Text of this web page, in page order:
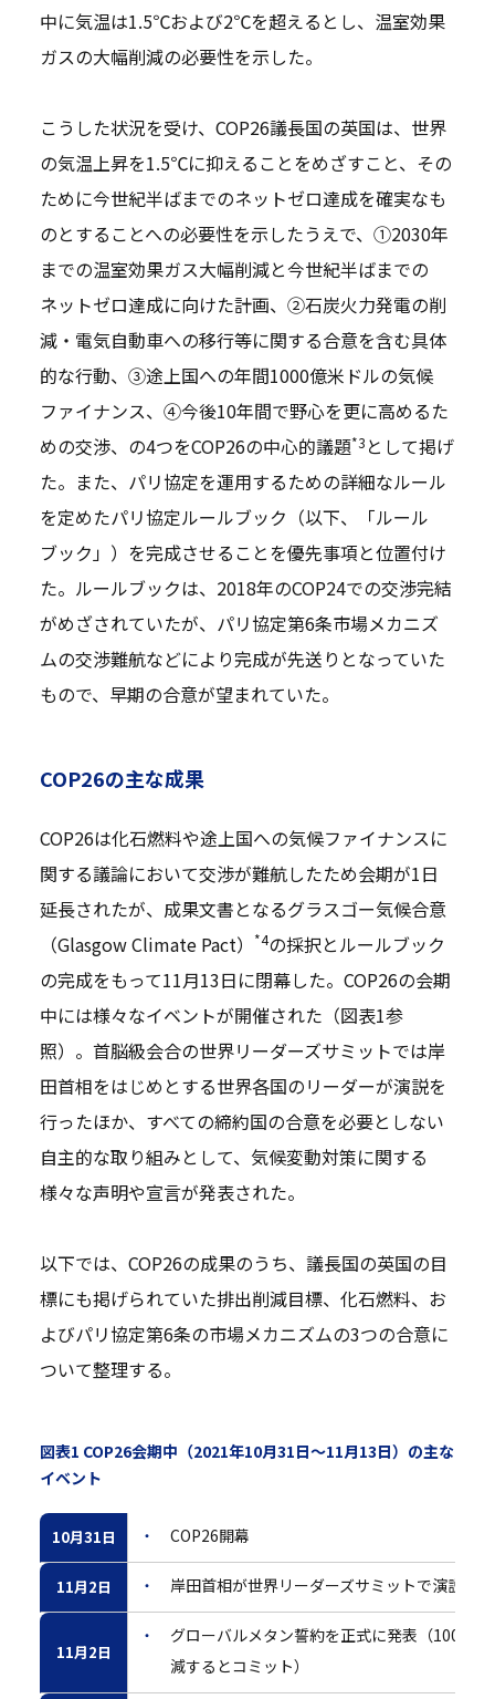
中に気温は1.5℃および2℃を超えるとし、温室効果
ガスの大幅削減の必要性を示した。
こうした状況を受け、COP26議長国の英国は、世界
の気温上昇を1.5℃に抑えることをめざすこと、その
ために今世紀半ばまでのネットゼロ達成を確実なも
のとすることへの必要性を示したうえで、①2030年
までの温室効果ガス大幅削減と今世紀半ばまでの
ネットゼロ達成に向けた計画、②石炭火力発電の削
減・電気自動車への移行等に関する合意を含む具体
的な行動、③途上国への年間1000億米ドルの気候
ファイナンス、④今後10年間で野心を更に高めるた
めの交渉、の4つをCOP26の中心的議題*3 として掲げ
た。また、パリ協定を運用するための詳細なルール
を定めたパリ協定ルールブック（以下、「ルール
ブック」）を完成させることを優先事項と位置付け
た。ルールブックは、2018年のCOP24での交渉完結
がめざされていたが、パリ協定第6条市場メカニズ
ムの交渉難航などにより完成が先送りとなっていた
もので、早期の合意が望まれていた。
COP26の主な成果
COP26は化石燃料や途上国への気候ファイナンスに
関する議論において交渉が難航したため会期が1日
延長されたが、成果文書となるグラスゴー気候合意
（Glasgow Climate Pact）
*4の採択とルールブック
の完成をもって11月13日に閉幕した。COP26の会期
中には様々なイベントが開催された（図表1参
照）。首脳級会合の世界リーダーズサミットでは岸
田首相をはじめとする世界各国のリーダーが演説を
行ったほか、すべての締約国の合意を必要としない
自主的な取り組みとして、気候変動対策に関する
様々な声明や宣言が発表された。
以下では、COP26の成果のうち、議長国の英国の目
標にも掲げられていた排出削減目標、化石燃料、お
よびパリ協定第6条の市場メカニズムの3つの合意に
ついて整理する。
図表1 COP26会期中（2021年10月31日～11月13日）の主な
イベント
10月31日 COP26開幕
11月2日 岸田首相が世界リーダーズサミットで演説
11月2日
グローバルメタン誓約を正式に発表（100カ
減するとコミット）